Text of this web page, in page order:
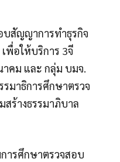
บสัญญาการทำธุรกิจ
พื่อให้บริการ 3จี
คม และ กลุ่ม บมจ.
มาธิการศึกษาตรวจ
สร้างธรรมาภิบาล
ารศึกษาตรวจสอบ